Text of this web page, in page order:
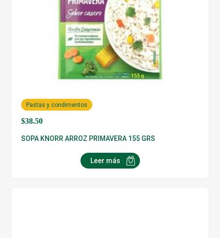
$38.50
Pastas y condimentos
SOPA KNORR ARROZ PRIMAVERA 155 GRS
Leer más